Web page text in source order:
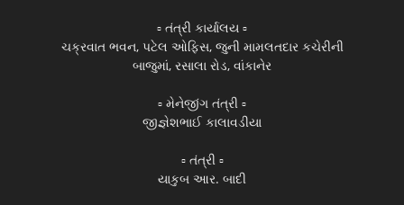
▫️ તંત્રી કાર્યાલય ▫️
ચક્રવાત ભવન, પટેલ ઓફિસ, જુની મામલતદાર કચેરીની
બાજુમાં, રસાલા રોડ, વાંકાનેર
▫️ મેનેજીંગ તંત્રી ▫️
જીજ્ઞેશભાઈ કાલાવડીયા
▫️ તંત્રી ▫️
યાકુબ આર. બાદી